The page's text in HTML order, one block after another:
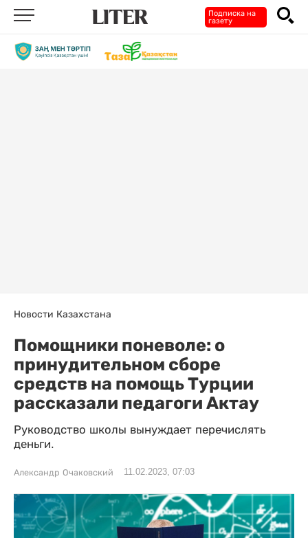
Подписка на
газету
Новости Казахстана
Помощники поневоле: о
принудительном сборе
средств на помощь Турции
рассказали педагоги Актау
Руководство школы вынуждает перечислять
деньги.
Александр Очаковский 11.02.2023, 07:03